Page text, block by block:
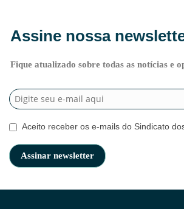
Assine nossa
Fique atualizado sobre todas as notícias e
Aceito receber os e-mails do Sindicato